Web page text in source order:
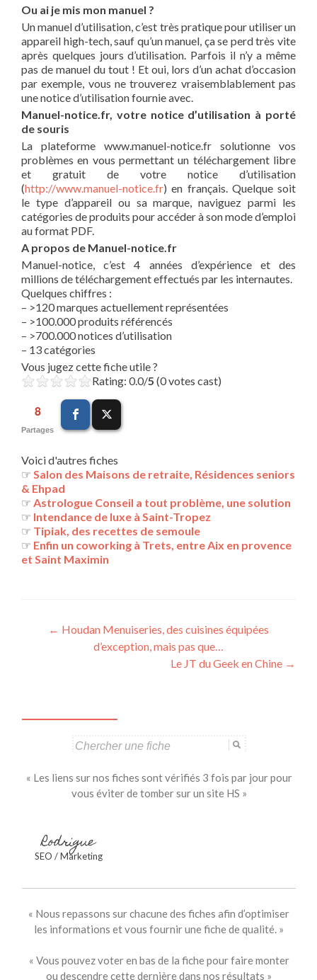
Ou ai je mis mon manuel ?
Un manuel d’utilisation, c’est très pratique pour utiliser un
appareil high-tech, sauf qu’un manuel, ça se perd très vite
après quelques jours d’utilisation. Parfois il n’y a même
pas de manuel du tout ! Et oui, lors d’un achat d’occasion
par exemple, vous ne trouverez vraisemblablement pas
une notice d’utilisation fournie avec.
Manuel-notice.fr, votre notice d’utilisation à porté
de souris
La plateforme www.manuel-notice.fr solutionne vos
problèmes en vous permettant un téléchargement libre
et gratuit de votre notice d’utilisation
(http://www.manuel-notice.fr) en français. Quelque soit
le type d’appareil ou sa marque, naviguez parmi les
catégories de produits pour accéder à son mode d’emploi
au format PDF.
A propos de Manuel-notice.fr
Manuel-notice, c’est 4 années d’expérience et des
millions de téléchargement effectués par les internautes.
Quelques chiffres :
– >120 marques actuellement représentées
– >100.000 produits référencés
– >700.000 notices d’utilisation
– 13 catégories
Vous jugez cette fiche utile ?
Rating: 0.0/5 (0 votes cast)
8
Partages
Voici d'autres fiches
☞ Salon des Maisons de retraite, Résidences seniors
& Ehpad
☞ Astrologue Conseil a tout problème, une solution
☞ Intendance de luxe à Saint-Tropez
☞ Tipiak, des recettes de semoule
☞ Enfin un coworking à Trets, entre Aix en provence
et Saint Maximin
Navigation
← Houdan Menuiseries, des cuisines équipées
d’exception, mais pas que…
Le JT du Geek en Chine →
« Les liens sur nos fiches sont vérifiés 3 fois par jour pour
vous éviter de tomber sur un site HS »
Rodrigue
SEO / Marketing
« Nous repassons sur chacune des fiches afin d’optimiser
les informations et vous fournir une fiche de qualité. »
« Vous pouvez voter en bas de la fiche pour faire monter
ou descendre cette dernière dans nos résultats »